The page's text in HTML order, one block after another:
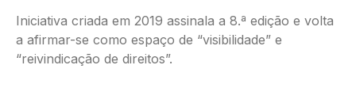
Iniciativa criada em 2019 assinala a 8.ª edição e volta
a afirmar-se como espaço de “visibilidade” e
“reivindicação de direitos”.